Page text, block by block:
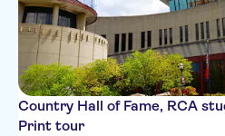
Country Hall of Fame, RCA
Print tour